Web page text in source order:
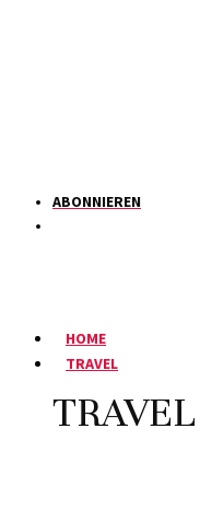
ABONNIEREN
HOME
TRAVEL
TRAVEL